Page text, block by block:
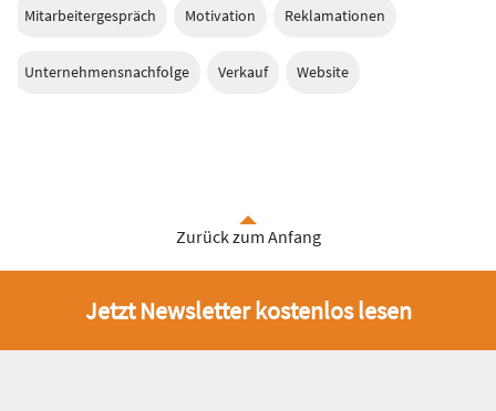
Mitarbeitergespräch Motivation Reklamationen
Unternehmensnachfolge Verkauf Website
Zurück zum Anfang
Jetzt Newsletter kostenlos lesen